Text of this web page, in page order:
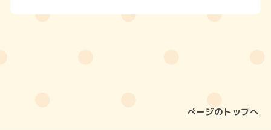
ページのトップへ